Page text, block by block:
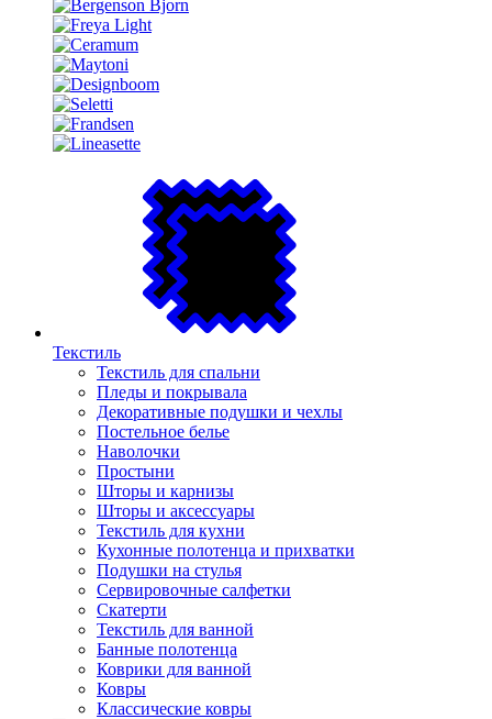
Текстиль
Текстиль для спальни
Пледы и покрывала
Декоративные подушки и чехлы
Постельное белье
Наволочки
Простыни
Шторы и карнизы
Шторы и аксессуары
Текстиль для кухни
Кухонные полотенца и прихватки
Подушки на стулья
Сервировочные салфетки
Скатерти
Текстиль для ванной
Банные полотенца
Коврики для ванной
Ковры
Классические ковры